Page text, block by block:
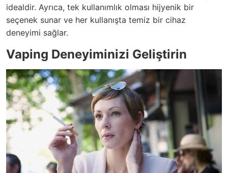
idealdir. Ayrıca, tek kullanımlık olması hijyenik bir
seçenek sunar ve her kullanışta temiz bir cihaz
deneyimi sağlar.
Vaping Deneyiminizi Geliştirin